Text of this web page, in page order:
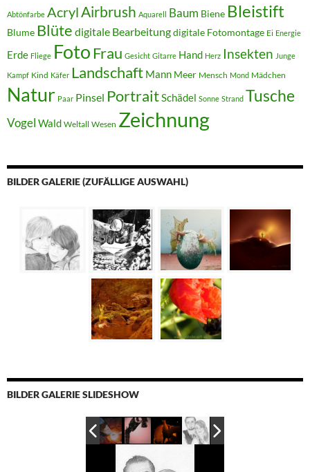
Abtönfarbe AcrylAirbrush Aquarell Baum Biene Bleistift
Blume Blüte digitale Bearbeitungdigitale Fotomontage Ei Energie
Erde Fliege Foto Frau Gesicht Gitarre Hand Herz Insekten Junge
Kampf Kind Käfer Landschaft Mann Meer Mensch Mond Mädchen
Natur Paar Pinsel PortraitSchädel Sonne Strand Tusche
Vogel Wald Weltall Wesen Zeichnung
BILDER GALERIE (ZUFÄLLIGE AUSWAHL)
BILDER GALERIE SLIDESHOW